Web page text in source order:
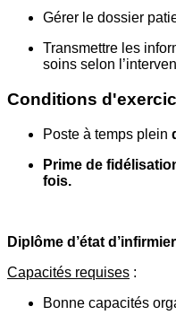
Gérer le dossier
Transmettre les
soins selon
Conditions
Poste à temps plein
Prime de
fois.
Diplôme d’état d’infirmier
Capacités requises :
Bonne capacités